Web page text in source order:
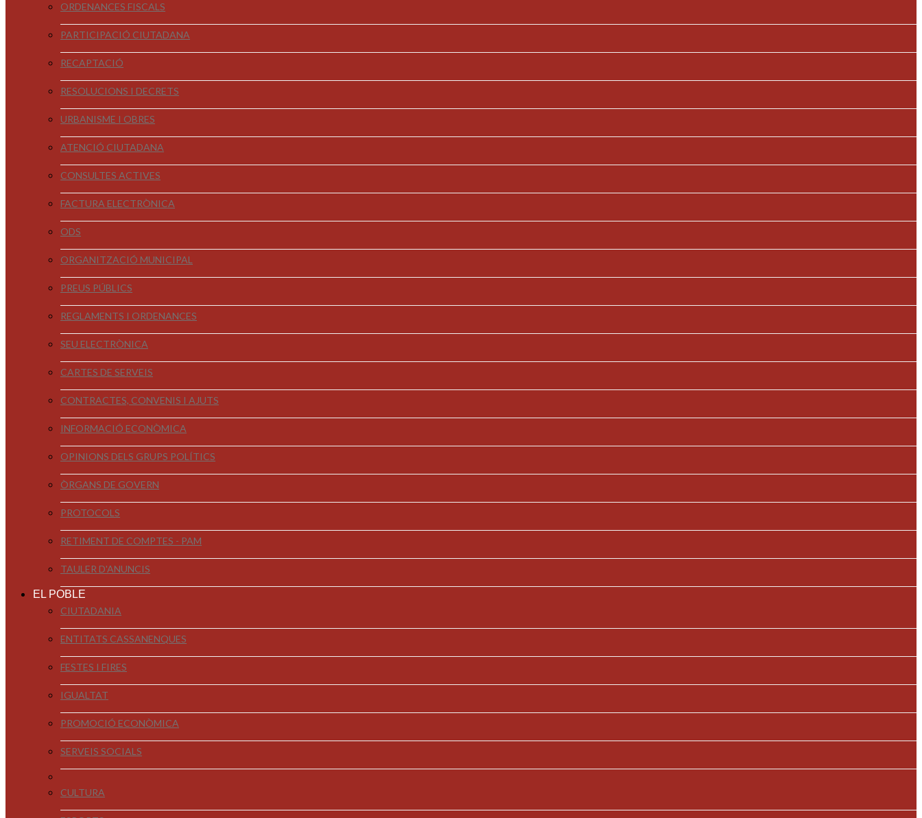
ORDENANCES FISCALS
PARTICIPACIÓ CIUTADANA
RECAPTACIÓ
RESOLUCIONS I DECRETS
URBANISME I OBRES
ATENCIÓ CIUTADANA
CONSULTES ACTIVES
FACTURA ELECTRÒNICA
ODS
ORGANITZACIÓ MUNICIPAL
PREUS PÚBLICS
REGLAMENTS I ORDENANCES
SEU ELECTRÒNICA
CARTES DE SERVEIS
CONTRACTES, CONVENIS I AJUTS
INFORMACIÓ ECONÒMICA
OPINIONS DELS GRUPS POLÍTICS
ÒRGANS DE GOVERN
PROTOCOLS
RETIMENT DE COMPTES - PAM
TAULER D'ANUNCIS
EL POBLE
CIUTADANIA
ENTITATS CASSANENQUES
FESTES I FIRES
IGUALTAT
PROMOCIÓ ECONÒMICA
SERVEIS SOCIALS
CULTURA